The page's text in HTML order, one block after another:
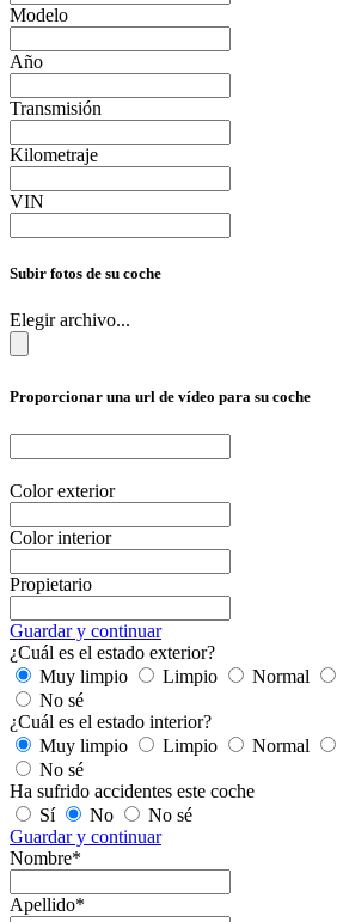
Modelo
Año
Transmisión
Kilometraje
VIN
Subir fotos de su coche
Elegir archivo...
Proporcionar una url de vídeo para su coche
Color exterior
Color interior
Propietario
Guardar y continuar
¿Cuál es el estado exterior?
Muy limpio
Limpio Normal
No sé
¿Cuál es el estado interior?
Muy limpio
Limpio Normal
No sé
Ha sufrido accidentes este coche
Sí
No
No sé
Guardar y continuar
Nombre*
Apellido*